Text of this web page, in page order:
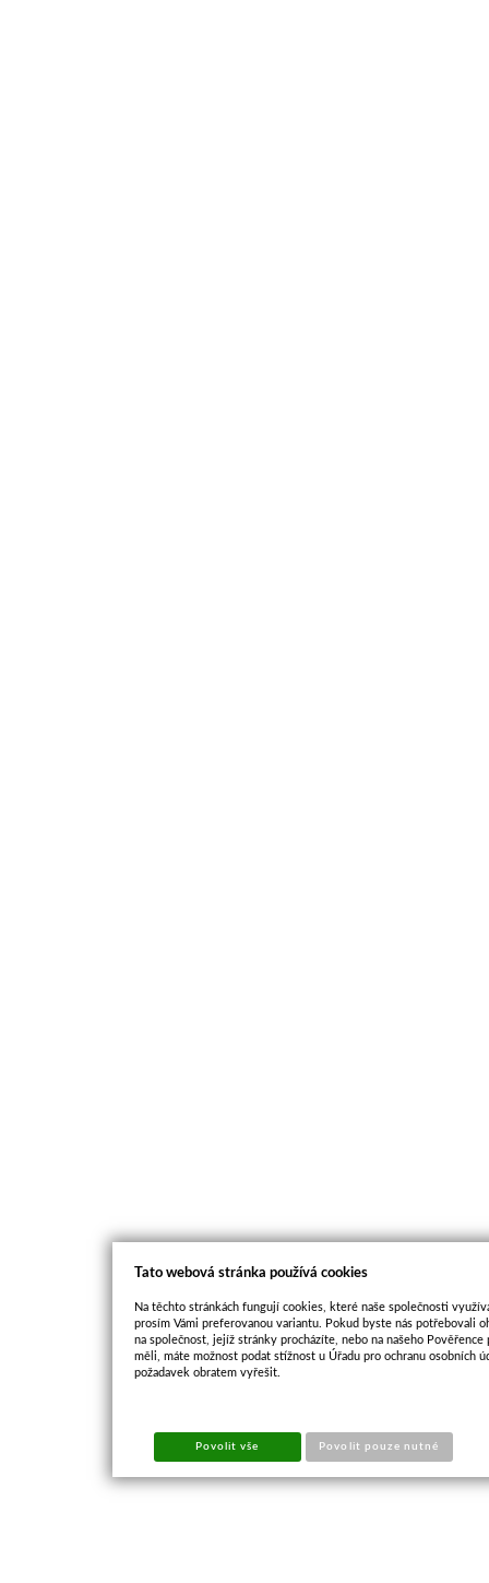
Tato webová stránka používá cookies
Na těchto stránkách fungují cookies, které naše společnosti
prosím Vámi preferovanou variantu. Pokud byste nás potřebovali
na společnost, jejíž stránky procházíte, nebo na našeho
měli, máte možnost podat stížnost u Úřadu pro ochranu osobních
požadavek obratem vyřešit.
Povolit vše Povolit pouze nutné